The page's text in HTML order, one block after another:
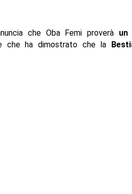
che Oba Femi proverà un
che ha dimostrato che la